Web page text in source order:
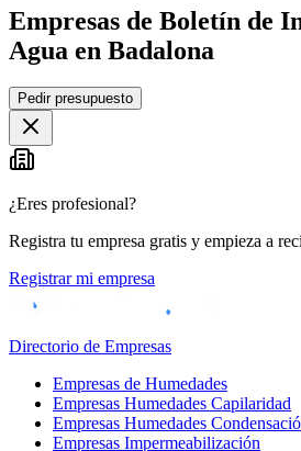
Empresas de Boletín de
Agua en Badalona
+
−
Pedir presupuesto
¿Eres profesional?
Registra tu empresa gratis y empieza a
Registrar mi empresa
Directorio de Empresas
Empresas de Humedades
Empresas Humedades Capilaridad
Empresas Humedades
Empresas Impermeabilización